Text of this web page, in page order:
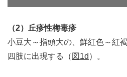
（2）丘疹性梅毒疹
小豆大～指頭大の、鮮紅色～紅
四肢に出現する（ 図1d ）。